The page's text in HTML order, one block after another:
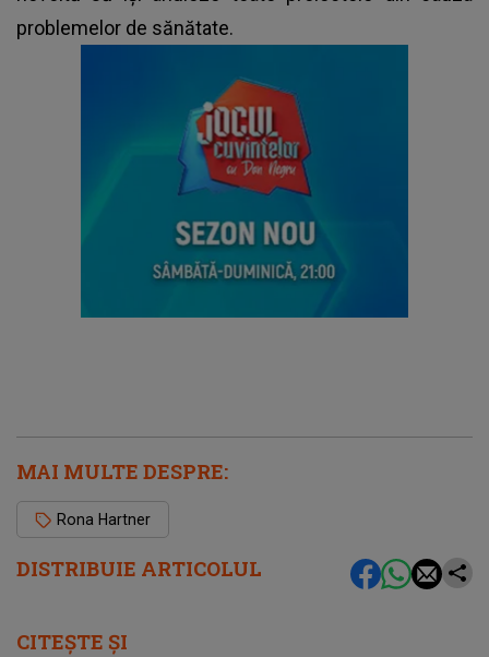
DISTRIBUIE ARTICOLUL
problemelor de sănătate.
MAI MULTE DESPRE:
Rona Hartner
CITEȘTE ȘI